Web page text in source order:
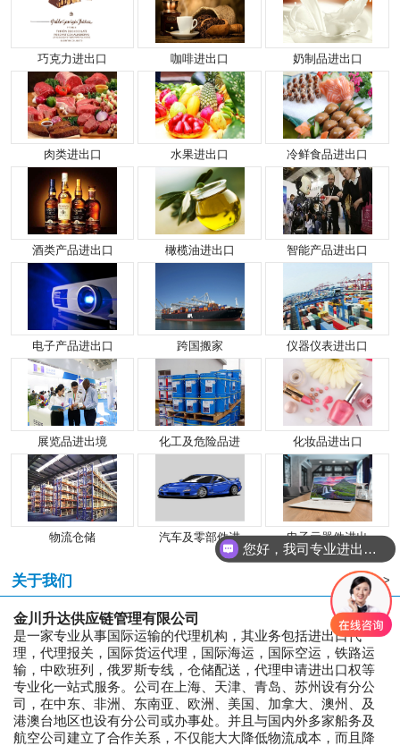
巧克力进出口 咖啡进出口 奶制品进出口
肉类进出口 水果进出口 冷鲜食品进出口
酒类产品进出口 橄榄油进出口 智能产品进出口
电子产品进出口 跨国搬家 仪器仪表进出口
展览品进出境 化工及危险品进 化妆品进出口
物流仓储 汽车及零部件进 电子元器件进出
关于我们 更多>>
金川升达供应链管理有限公司
是一家专业从事国际运输的代理机构，其业务包括进出口代
理，代理报关，国际货运代理，国际海运，国际空运，铁路运
输，中欧班列，俄罗斯专线，仓储配送，代理申请进出口权等
专业化一站式服务。公司在上海、天津、青岛、苏州设有分公
司，在中东、非洲、东南亚、欧洲、美国、加拿大、澳州、及
港澳台地区也设有分公司或办事处。并且与国内外多家船务及
航空公司建立了合作关系，不仅能大大降低物流成本，而且降
您好，我司专业进出口报关，国际运输，仓储配送